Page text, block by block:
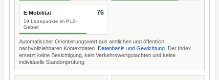
E-Mobilität
19 Ladepunkte im PLZ-
Gebiet
76
Automatischer Orientierungswert aus amtlichen und öffentlich
nachvollziehbaren Kontextdaten. Datenbasis und Gewichtung . Der Index
ersetzt keine Besichtigung, kein Verkehrswertgutachten und keine
individuelle Standortprüfung.